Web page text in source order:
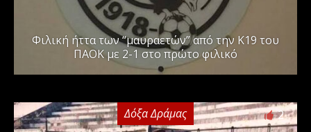
Φιλική ήττα των “μαυραετών” από την Κ19 του
ΠΑΟΚ με 2-1 στο πρώτο φιλικό
Δόξα Δράμας 2